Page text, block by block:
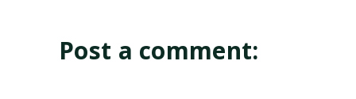
Post a comment: